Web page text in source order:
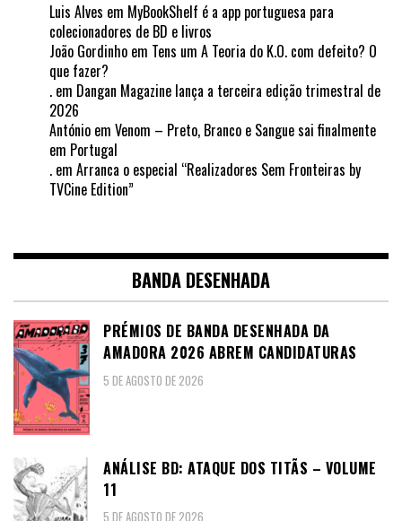
Luis Alves em MyBookShelf é a app portuguesa para
colecionadores de BD e livros
João Gordinho em Tens um A Teoria do K.O. com defeito? O
que fazer?
. em Dangan Magazine lança a terceira edição trimestral de
2026
António em Venom – Preto, Branco e Sangue sai finalmente
em Portugal
. em Arranca o especial “Realizadores Sem Fronteiras by
TVCine Edition”
BANDA DESENHADA
PRÉMIOS DE BANDA DESENHADA DA
AMADORA 2026 ABREM CANDIDATURAS
5 DE AGOSTO DE 2026
ANÁLISE BD: ATAQUE DOS TITÃS – VOLUME
11
5 DE AGOSTO DE 2026